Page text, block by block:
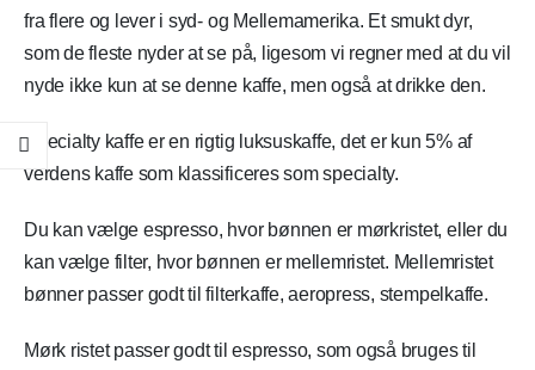
fra flere og lever i syd- og Mellemamerika. Et smukt dyr,
som de fleste nyder at se på, ligesom vi regner med at du vil
nyde ikke kun at se denne kaffe, men også at drikke den.
Specialty kaffe er en rigtig luksuskaffe, det er kun 5% af
verdens kaffe som klassificeres som specialty.
Du kan vælge espresso, hvor bønnen er mørkristet, eller du
kan vælge filter, hvor bønnen er mellemristet. Mellemristet
bønner passer godt til filterkaffe, aeropress, stempelkaffe.
Mørk ristet passer godt til espresso, som også bruges til